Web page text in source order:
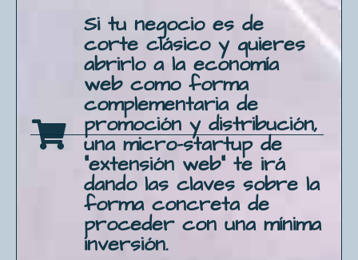
Si tu negocio es de
corte clásico y quieres
abrirlo a la economía
web como forma
complementaria de
promoción y distribución,
una micro-startup de
"extensión web" te irá
dando las claves sobre la
forma concreta de
proceder con una mínima
inversión.